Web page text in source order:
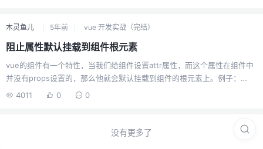
木灵鱼儿 5年前 vue 开发实战（完结）
阻止属性默认挂载到组件根元素
vue的组件有一个特性，当我们给组件设置attr属性，而这个属性在组件中
并没有props设置的，那么他就会默认挂载到组件的根元素上。例子：
<template> <div>我是一个ddd组件</div> </template><template>
4011 0 0
没有更多了